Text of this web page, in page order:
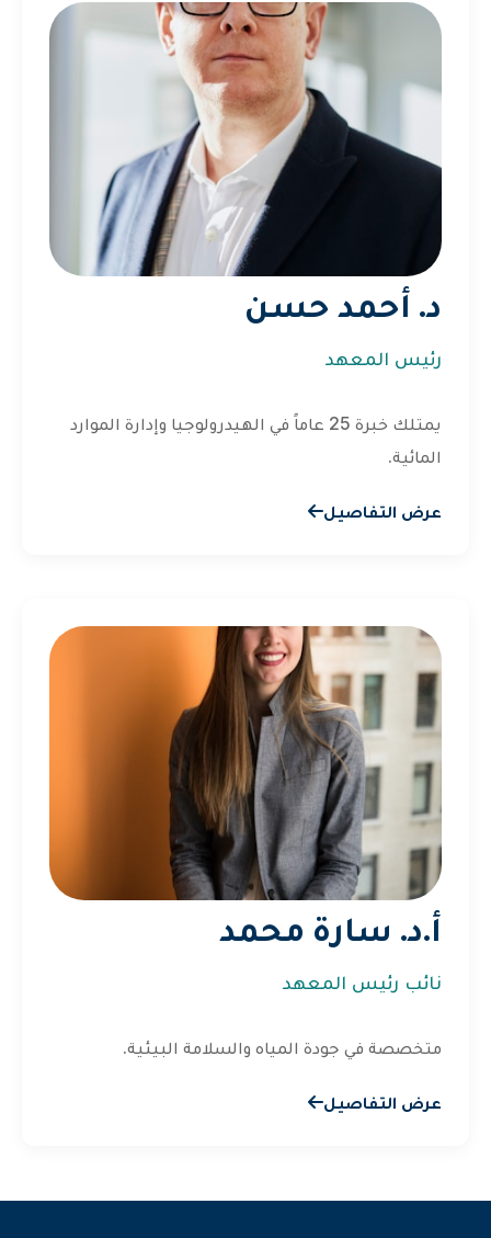
د. أحمد حسن
رئيس المعهد
يمتلك خبرة 25 عاماً في الهيدرولوجيا وإدارة الموارد
المائية.
عرض التفاصيل
أ.د. سارة محمد
نائب رئيس المعهد
متخصصة في جودة المياه والسلامة البيئية.
عرض التفاصيل